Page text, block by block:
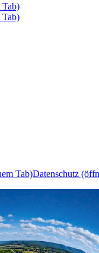
Tab)
Tab)
Tab)Datenschutz